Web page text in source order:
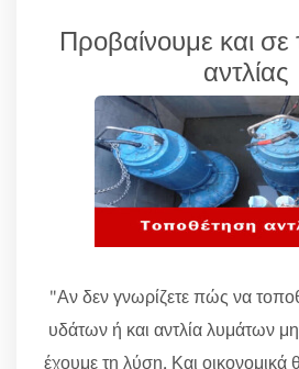
Προβαίνουμε και
αντλίας
"Αν δεν γνωρίζετε πώς να
υδάτων ή και αντλία λυμάτων
έχουμε τη λύση. Και οικονομικά